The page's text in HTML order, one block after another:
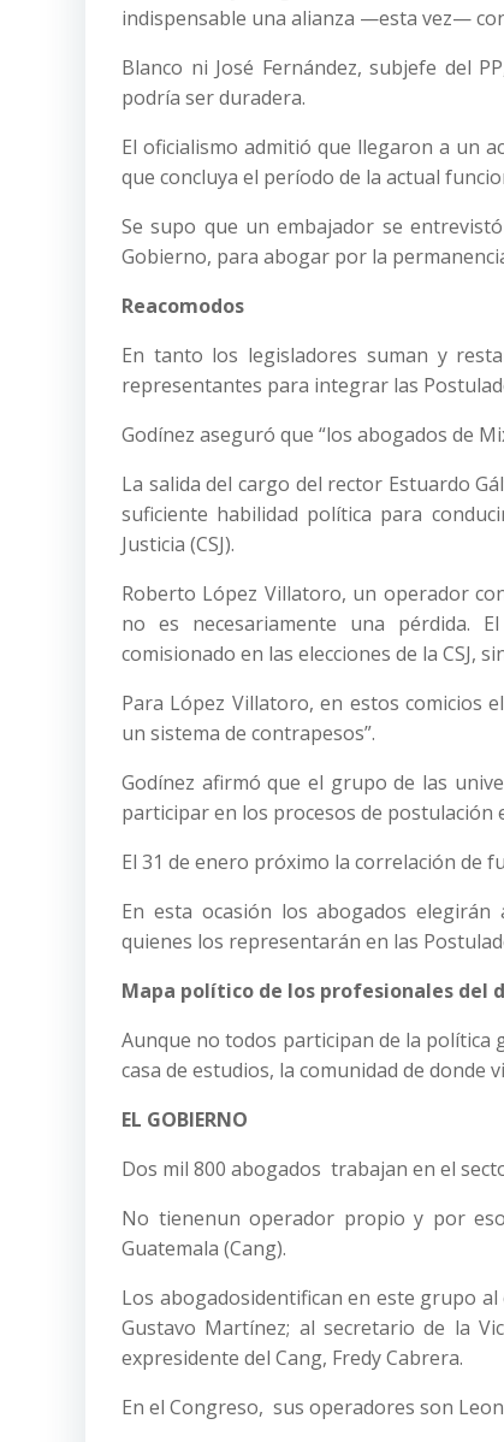
indispensable una alianza —esta vez—
Blanco ni José Fernández, subjefe del
podría ser duradera.
El oficialismo admitió que llegaron a un
que concluya el período de la actual
Se supo que un embajador se
Gobierno, para abogar por la
Reacomodos
En tanto los legisladores suman y
representantes para integrar las
Godínez aseguró que “los abogados de
La salida del cargo del rector Estuardo
suficiente habilidad política para
Justicia (CSJ).
Roberto López Villatoro, un operador
no es necesariamente una pérdida.
comisionado en las elecciones de la CSJ,
Para López Villatoro, en estos comicios
un sistema de contrapesos”.
Godínez afirmó que el grupo de las
participar en los procesos de postulación
El 31 de enero próximo la correlación de
En esta ocasión los abogados
quienes los representarán en las
Mapa político de los profesionales del
Aunque no todos participan de la política
casa de estudios, la comunidad de donde
EL GOBIERNO
Dos mil 800 abogados trabajan en el
No tienenun operador propio y por
Guatemala (Cang).
Los abogadosidentifican en este grupo
Gustavo Martínez; al secretario de la
expresidente del Cang, Fredy Cabrera.
En el Congreso, sus operadores son